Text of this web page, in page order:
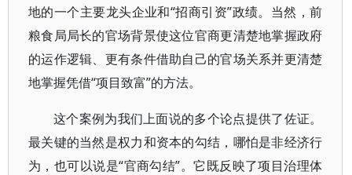
地的一个主要龙头企业和“招商引资”政绩。当然，前
粮食局局长的官场背景使这位官商更清楚地掌握政府
的运作逻辑、更有条件借助自己的官场关系并更清楚
地掌握凭借“项目致富”的方法。
这个案例为我们上面说的多个论点提供了佐证。
最关键的当然是权力和资本的勾结，哪怕是非经济行
为，也可以说是“官商勾结”。它既反映了项目治理体